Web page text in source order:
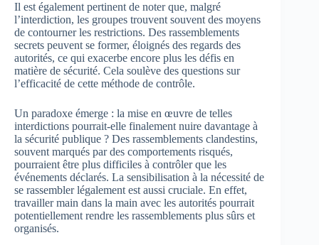
Il est également pertinent de noter que, malgré
l’interdiction, les groupes trouvent souvent des moyens
de contourner les restrictions. Des rassemblements
secrets peuvent se former, éloignés des regards des
autorités, ce qui exacerbe encore plus les défis en
matière de sécurité. Cela soulève des questions sur
l’efficacité de cette méthode de contrôle.
Un paradoxe émerge : la mise en œuvre de telles
interdictions pourrait-elle finalement nuire davantage à
la sécurité publique ? Des rassemblements clandestins,
souvent marqués par des comportements risqués,
pourraient être plus difficiles à contrôler que les
événements déclarés. La sensibilisation à la nécessité de
se rassembler légalement est aussi cruciale. En effet,
travailler main dans la main avec les autorités pourrait
potentiellement rendre les rassemblements plus sûrs et
organisés.